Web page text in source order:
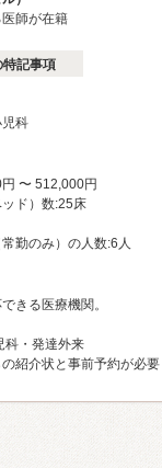
師が在籍
特記事項
科
〜 512,000円
ド）数:25床
勤のみ）の人数:6⼈
きる医療機関。
科・発達外来
紹介状と事前予約が必要